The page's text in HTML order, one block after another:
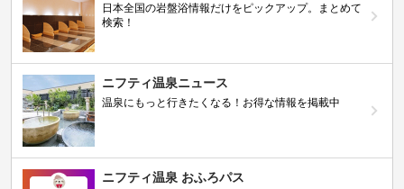
日本全国の岩盤浴情報だけをピックアップ。まとめて
検索！
ニフティ温泉ニュース
温泉にもっと行きたくなる！お得な情報を掲載中
ニフティ温泉 おふろパス